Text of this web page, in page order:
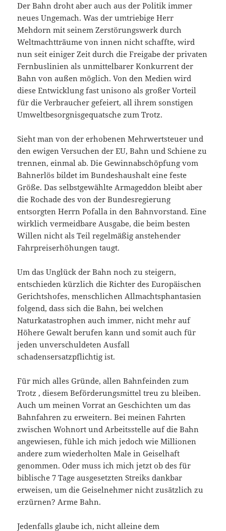
Der Bahn droht aber auch aus der Politik immer
neues Ungemach. Was der umtriebige Herr
Mehdorn mit seinem Zerstörungswerk durch
Weltmachtträume von innen nicht schaffte, wird
nun seit einiger Zeit durch die Freigabe der privaten
Fernbuslinien als unmittelbarer Konkurrent der
Bahn von außen möglich. Von den Medien wird
diese Entwicklung fast unisono als großer Vorteil
für die Verbraucher gefeiert, all ihrem sonstigen
Umweltbesorgnisgequatsche zum Trotz.
Sieht man von der erhobenen Mehrwertsteuer und
den ewigen Versuchen der EU, Bahn und Schiene zu
trennen, einmal ab. Die Gewinnabschöpfung vom
Bahnerlös bildet im Bundeshaushalt eine feste
Größe. Das selbstgewählte Armageddon bleibt aber
die Rochade des von der Bundesregierung
entsorgten Herrn Pofalla in den Bahnvorstand. Eine
wirklich vermeidbare Ausgabe, die beim besten
Willen nicht als Teil regelmäßig anstehender
Fahrpreiserhöhungen taugt.
Um das Unglück der Bahn noch zu steigern,
entschieden kürzlich die Richter des Europäischen
Gerichtshofes, menschlichen Allmachtsphantasien
folgend, dass sich die Bahn, bei welchen
Naturkatastrophen auch immer, nicht mehr auf
Höhere Gewalt berufen kann und somit auch für
jeden unverschuldeten Ausfall
schadensersatzpflichtig ist.
Für mich alles Gründe, allen Bahnfeinden zum
Trotz , diesem Beförderungsmittel treu zu bleiben.
Auch um meinen Vorrat an Geschichten um das
Bahnfahren zu erweitern. Bei meinen Fahrten
zwischen Wohnort und Arbeitsstelle auf die Bahn
angewiesen, fühle ich mich jedoch wie Millionen
andere zum wiederholten Male in Geiselhaft
genommen. Oder muss ich mich jetzt ob des für
biblische 7 Tage ausgesetzten Streiks dankbar
erweisen, um die Geiselnehmer nicht zusätzlich zu
erzürnen? Arme Bahn.
Jedenfalls glaube ich, nicht alleine dem